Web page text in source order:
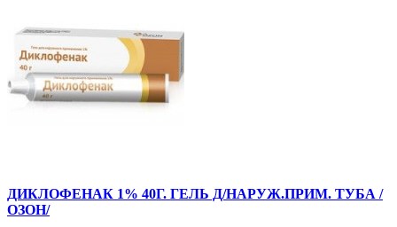
ДИКЛОФЕНАК 1% 40Г. ГЕЛЬ Д/НАРУЖ.ПРИМ. ТУБА /
ОЗОН/